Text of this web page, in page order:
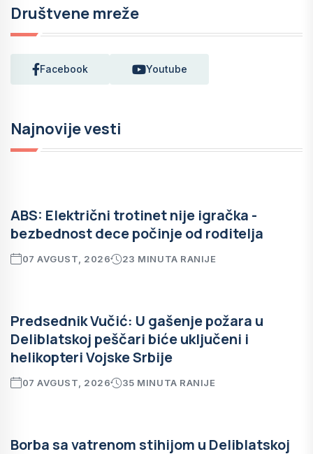
Društvene mreže
Facebook Youtube
Najnovije vesti
ABS: Električni trotinet nije igračka -
bezbednost dece počinje od roditelja
07 AVGUST, 2026 23 MINUTA RANIJE
Predsednik Vučić: U gašenje požara u
Deliblatskoj peščari biće uključeni i
helikopteri Vojske Srbije
07 AVGUST, 2026 35 MINUTA RANIJE
Borba sa vatrenom stihijom u Deliblatskoj